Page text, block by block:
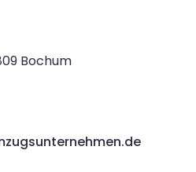
Bochum